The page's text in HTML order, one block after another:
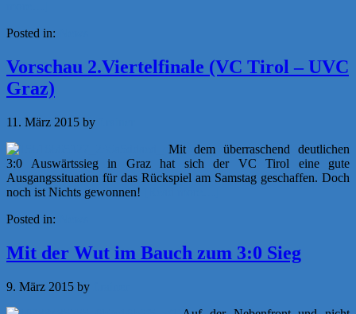
Posted in:
Vorschau 2.Viertelfinale (VC Tirol – UVC
Graz)
11. März 2015 by
Mit dem überraschend deutlichen
3:0 Auswärtssieg in Graz hat sich der VC Tirol eine gute
Ausgangssituation für das Rückspiel am Samstag geschaffen. Doch
noch ist Nichts gewonnen!
Posted in:
Mit der Wut im Bauch zum 3:0 Sieg
9. März 2015 by